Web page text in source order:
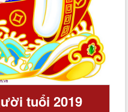
tuổi 2019